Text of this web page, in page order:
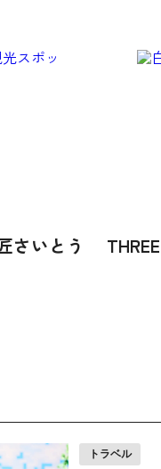
さいとう
トラベル